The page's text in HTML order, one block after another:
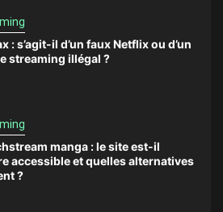
: s’agit-il d’un faux Netflix ou d’un
streaming illégal ?
manga : le site est-il
accessible et quelles alternatives
?